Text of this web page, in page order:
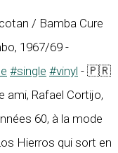
/ Bamba Cure
1967/69 -
#single #vinyl - 🇵🇷
ami, Rafael Cortijo,
60, à la mode
Hierros qui sort en